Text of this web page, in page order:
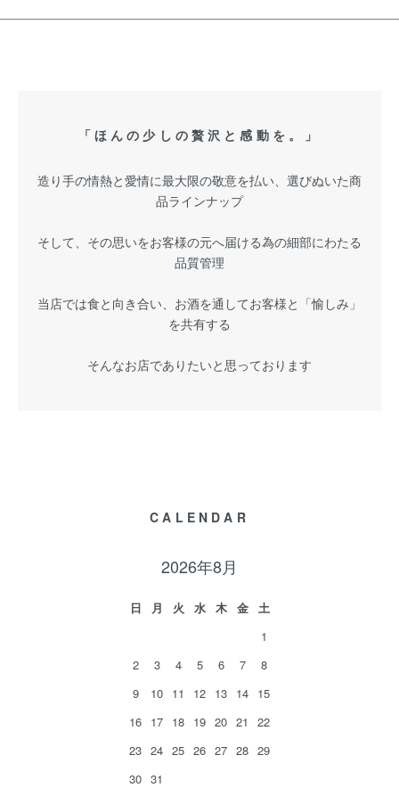
「ほんの少しの贅沢と感動を。」
造り手の情熱と愛情に最大限の敬意を払い、選びぬいた商
品ラインナップ
そして、その思いをお客様の元へ届ける為の細部にわたる
品質管理
当店では食と向き合い、お酒を通してお客様と「愉しみ」
を共有する
そんなお店でありたいと思っております
CALENDAR
2026年8月
日 月 火 水 木 金
土
1
2
3 4 5 6 7
8
9
10 11 12 13 14 15
16 17 18 19 20 21
22
23 24 25 26 27 28 29
30 31